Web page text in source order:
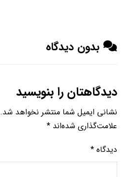
بدون دیدگاه
دیدگاهتان را بنویسید
نشانی ایمیل شما منتشر نخواهد شد.
علامت‌گذاری شده‌اند*
دیدگاه*